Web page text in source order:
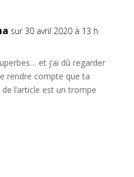
sur 30 avril 2020 à 13 h
et j’ai dû regarder
rendre compte que ta
l’article est un trompe